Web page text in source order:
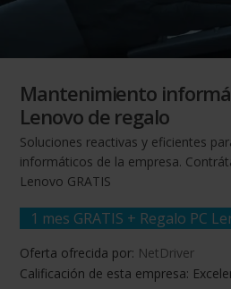
Mantenimiento
Lenovo de regalo
Soluciones reactivas y eficientes
informáticos de la empresa.
Lenovo GRATIS
1 mes GRATIS + Regalo PC
Oferta ofrecida por: NetDriver
Calificación de esta empresa: